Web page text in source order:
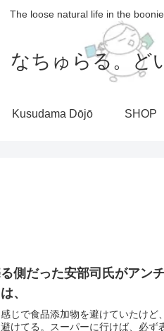
The loose natural life in the
なちゅらる。ど
Kusudama Dōjō SHOP
側だった安部司氏がアン
、
じで食品添加物を避けていたけど
けてる。スーパーに行けば、必ず